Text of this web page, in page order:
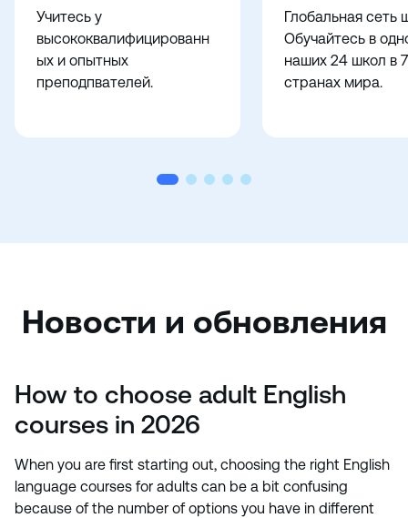
Учитесь у
высококвалифицированн
ых и опытных
преподпвателей.
Глобальная сеть
Обучайтесь в
наших 24 школ в 7
странах мира.
Новости и обновления
How to choose adult English
courses in 2026
When you are first starting out, choosing the right English
language courses for adults can be a bit confusing
because of the number of options you have in different